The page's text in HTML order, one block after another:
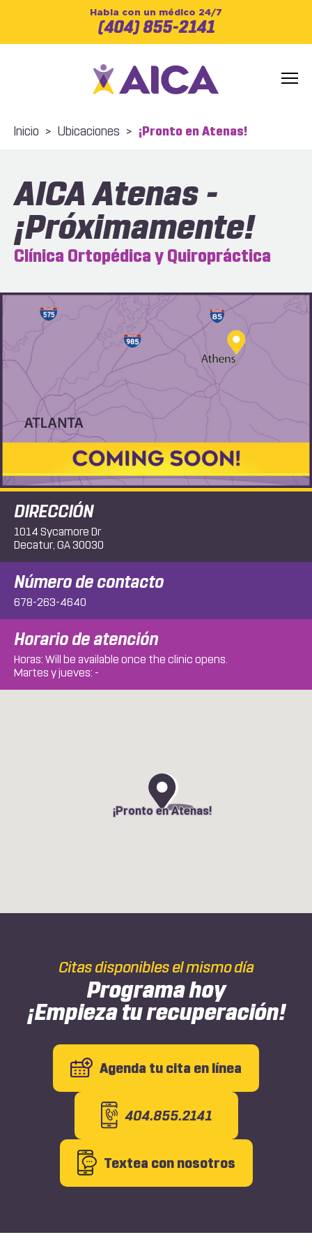
Habla con un médico 24/7
(404) 855-2141
Inicio > Ubicaciones > ¡Pronto en Atenas!
AICA Atenas -
¡Próximamente!
Clínica Ortopédica y Quiropráctica
DIRECCIÓN
1014 Sycamore Dr
Decatur, GA 30030
Número de contacto
678-263-4640
Horario de atención
Horas: Will be available once the clinic opens.
Martes y jueves: -
¡Pronto en Atenas!
Citas disponibles el mismo día
Programa hoy
¡Empieza tu recuperación!
Agenda tu cita en línea
404.855.2141
Textea con nosotros